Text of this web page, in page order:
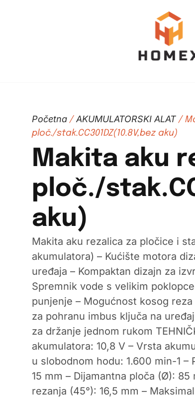
Početna/AKUMULATORSKI ALAT/
ploč./stak.CC301DZ(10.8V,bez aku)
Makita aku
ploč./
aku)
Makita aku rezalica za pločice i
akumulatora) – Kućište motora
uređaja – Kompaktan dizajn za
Spremnik vode s velikim
punjenje – Mogućnost kosog
za pohranu imbus ključa na
za držanje jednom rukom
akumulatora: 10,8 V – Vrsta
u slobodnom hodu: 1.600 min-1
15 mm – Dijamantna ploča (Ø):
rezanja (45°): 16,5 mm –